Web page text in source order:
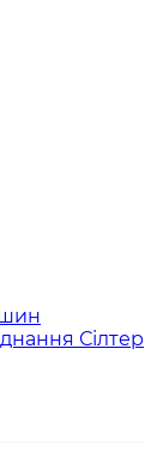
Сілтер